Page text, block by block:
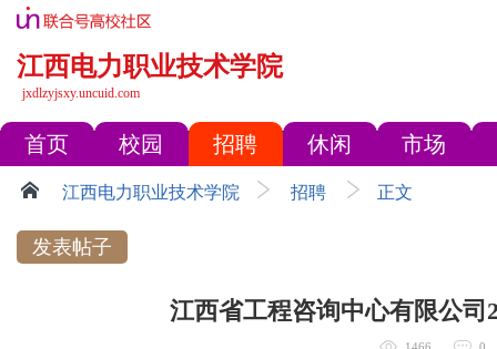
江西电力职业技术学院
jxdlzyjsxy.uncuid.com
首页 校园 招聘 休闲 市场
江西电力职业技术学院 招聘 正文
发表帖子
江西省工程咨询中心有限公司